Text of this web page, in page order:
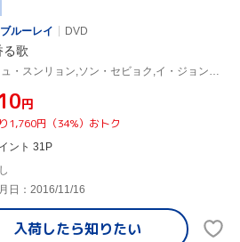
ルーレイ
DVD
る歌
円
1,760円（34%）おトク
ント 31P
日：2016/11/16
入荷したら知りたい